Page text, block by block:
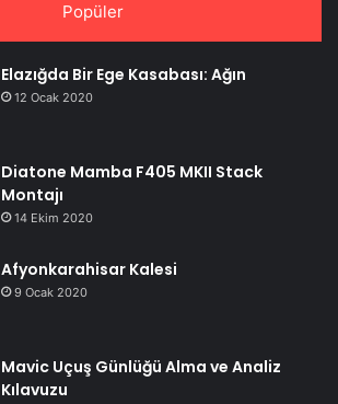
Popüler
Elazığda Bir Ege Kasabası: Ağın
12 Ocak 2020
Diatone Mamba F405 MKII Stack
Montajı
14 Ekim 2020
Afyonkarahisar Kalesi
9 Ocak 2020
Mavic Uçuş Günlüğü Alma ve Analiz
Kılavuzu